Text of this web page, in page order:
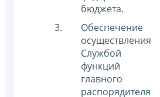
бюджета.
Обеспечение
осуществления
Службой
функций
главного
распорядителя